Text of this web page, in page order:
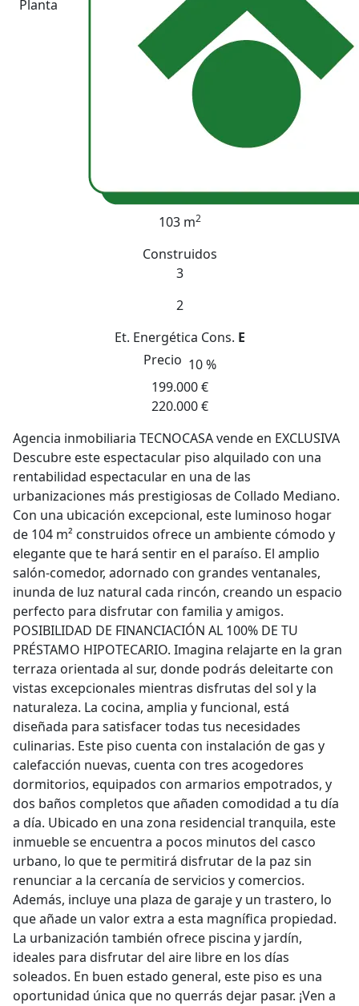
Planta
103 m2
Construidos
3
2
Et. Energética Cons. E
Precio 10 %
199.000 €
220.000 €
Agencia inmobiliaria TECNOCASA vende en EXCLUSIVA
Descubre este espectacular piso alquilado con una
rentabilidad espectacular en una de las
urbanizaciones más prestigiosas de Collado Mediano.
Con una ubicación excepcional, este luminoso hogar
de 104 m² construidos ofrece un ambiente cómodo y
elegante que te hará sentir en el paraíso. El amplio
salón-comedor, adornado con grandes ventanales,
inunda de luz natural cada rincón, creando un espacio
perfecto para disfrutar con familia y amigos.
POSIBILIDAD DE FINANCIACIÓN AL 100% DE TU
PRÉSTAMO HIPOTECARIO. Imagina relajarte en la gran
terraza orientada al sur, donde podrás deleitarte con
vistas excepcionales mientras disfrutas del sol y la
naturaleza. La cocina, amplia y funcional, está
diseñada para satisfacer todas tus necesidades
culinarias. Este piso cuenta con instalación de gas y
calefacción nuevas, cuenta con tres acogedores
dormitorios, equipados con armarios empotrados, y
dos baños completos que añaden comodidad a tu día
a día. Ubicado en una zona residencial tranquila, este
inmueble se encuentra a pocos minutos del casco
urbano, lo que te permitirá disfrutar de la paz sin
renunciar a la cercanía de servicios y comercios.
Además, incluye una plaza de garaje y un trastero, lo
que añade un valor extra a esta magnífica propiedad.
La urbanización también ofrece piscina y jardín,
ideales para disfrutar del aire libre en los días
soleados. En buen estado general, este piso es una
oportunidad única que no querrás dejar pasar. ¡Ven a